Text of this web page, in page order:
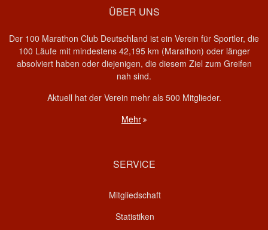
ÜBER UNS
Der 100 Marathon Club Deutschland ist ein Verein für Sportler, die
100 Läufe mit mindestens 42,195 km (Marathon) oder länger
absolviert haben oder diejenigen, die diesem Ziel zum Greifen
nah sind.
Aktuell hat der Verein mehr als 500 Mitglieder.
Mehr
SERVICE
Mitgliedschaft
Statistiken